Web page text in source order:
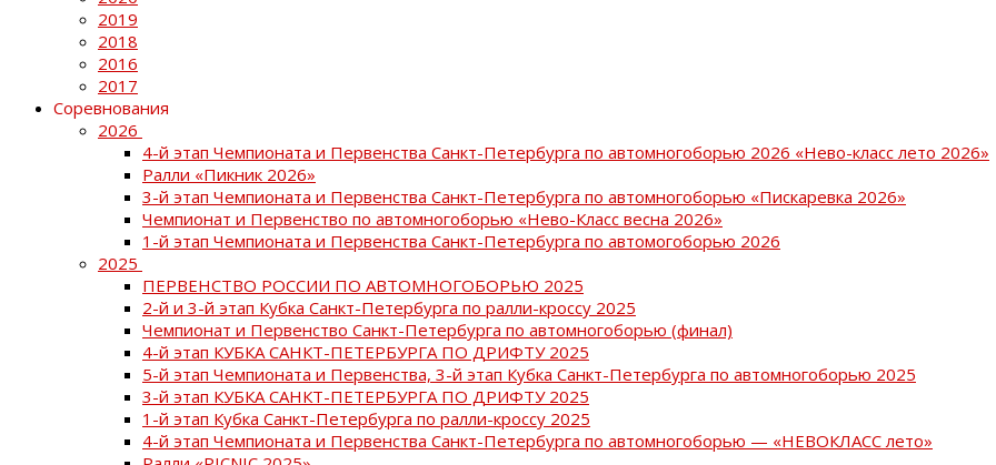
2019
2018
2016
2017
Соревнования
2026
4-й этап Чемпионата и Первенства Санкт-Петербурга по автомногоборью 2026 «Нево-класс лето 2026»
Ралли «Пикник 2026»
3-й этап Чемпионата и Первенства Санкт-Петербурга по автомногоборью «Пискаревка 2026»
Чемпионат и Первенство по автомногоборью «Нево-Класс весна 2026»
1-й этап Чемпионата и Первенства Санкт-Петербурга по автомогоборью 2026
2025
ПЕРВЕНСТВО РОССИИ ПО АВТОМНОГОБОРЬЮ 2025
2-й и 3-й этап Кубка Санкт-Петербурга по ралли-кроссу 2025
Чемпионат и Первенство Санкт-Петербурга по автомногоборью (финал)
4-й этап КУБКА САНКТ-ПЕТЕРБУРГА ПО ДРИФТУ 2025
5-й этап Чемпионата и Первенства, 3-й этап Кубка Санкт-Петербурга по автомногоборью 2025
3-й этап КУБКА САНКТ-ПЕТЕРБУРГА ПО ДРИФТУ 2025
1-й этап Кубка Санкт-Петербурга по ралли-кроссу 2025
4-й этап Чемпионата и Первенства Санкт-Петербурга по автомногоборью — «НЕВОКЛАСС лето»